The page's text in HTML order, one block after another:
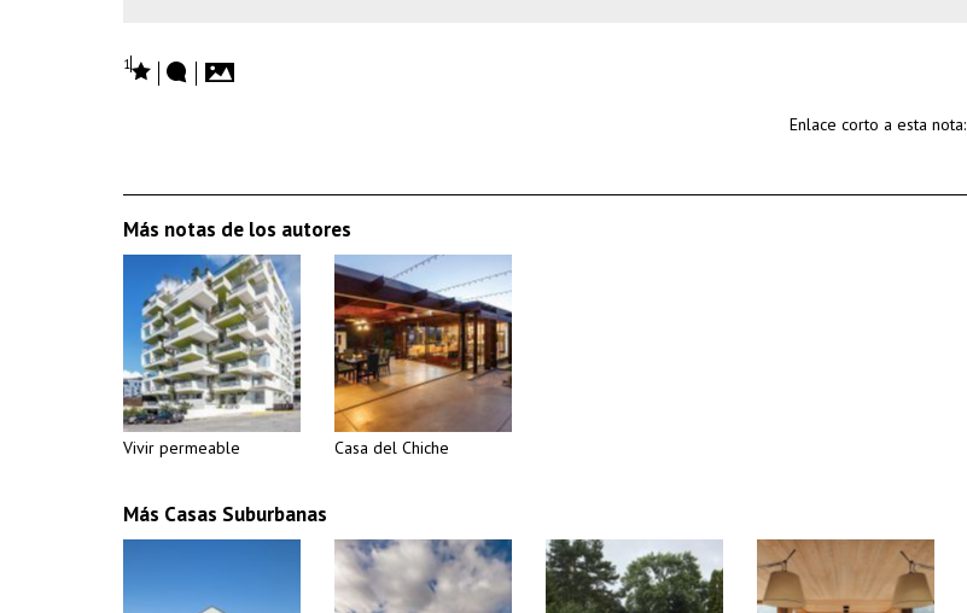
1
Enlace corto a esta nota:
Más notas de los autores
Vivir permeable Casa del Chiche
Más Casas Suburbanas